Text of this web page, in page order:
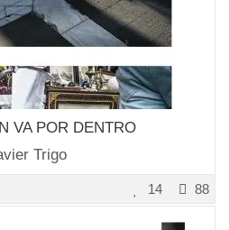
VA POR DENTRO
Trigo
88
14